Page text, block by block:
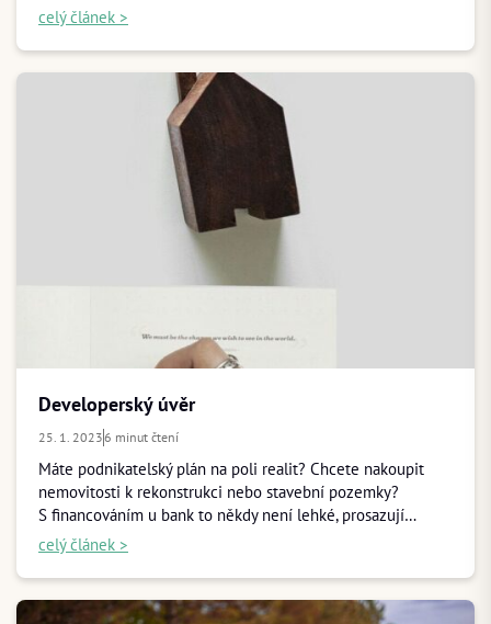
celý článek >
Developerský úvěr
25. 1. 20236 minut čtení
Máte podnikatelský plán na poli realit? Chcete nakoupit
nemovitosti k rekonstrukci nebo stavební pozemky?
S financováním u bank to někdy není lehké, prosazují…
celý článek >